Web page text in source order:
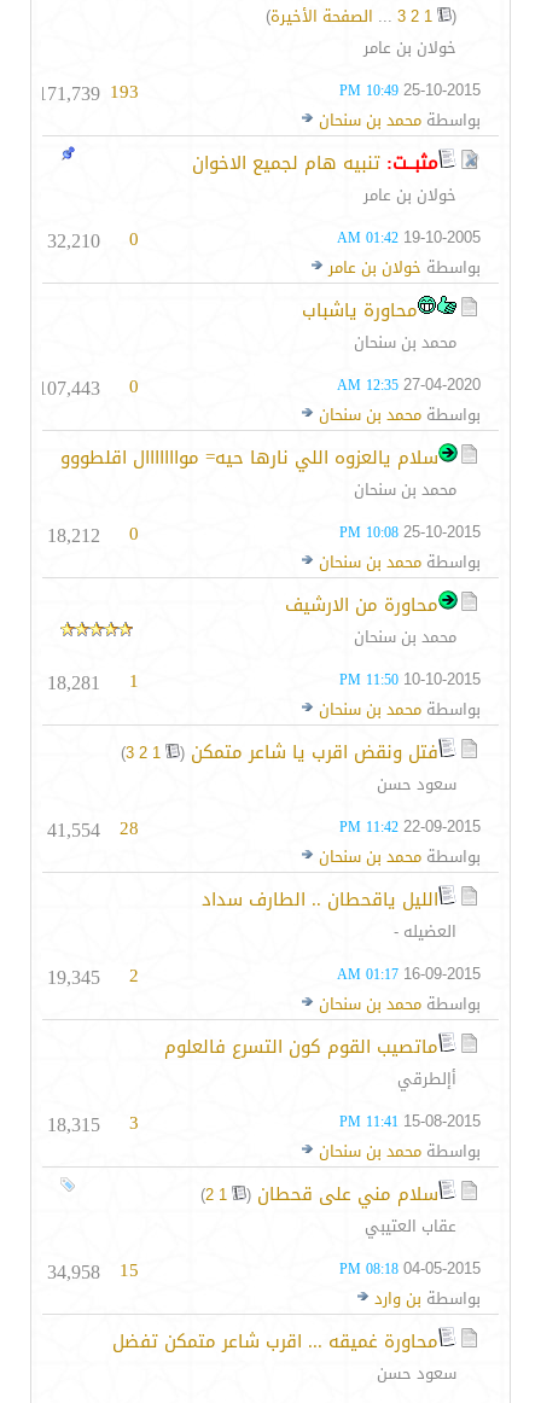
(
1
2
3
... الصفحة الأخيرة)
خولان بن عامر
25-10-2015
10:49 PM
بواسطة محمد بن سنحان
193
171,739
مثبــت: تنبيه هام لجميع الاخوان
خولان بن عامر
19-10-2005
01:42 AM
بواسطة خولان بن عامر
0
32,210
محاورة ياشباب
محمد بن سنحان
27-04-2020
12:35 AM
بواسطة محمد بن سنحان
0
107,443
سلام يالعزوه اللي نارها حيه= موااااااال اقلطووو
محمد بن سنحان
25-10-2015
10:08 PM
بواسطة محمد بن سنحان
0
18,212
محاورة من الارشيف
محمد بن سنحان
10-10-2015
11:50 PM
بواسطة محمد بن سنحان
1
18,281
فتل ونقض اقرب يا شاعر متمكن (
1
2
3
)
سعود حسن
22-09-2015
11:42 PM
بواسطة محمد بن سنحان
28
41,554
الليل ياقحطان .. الطارف سداد
العضيله -
16-09-2015
01:17 AM
بواسطة محمد بن سنحان
2
19,345
ماتصيب القوم كون التسرع فالعلوم
أإلطرقي
15-08-2015
11:41 PM
بواسطة محمد بن سنحان
3
18,315
سلام مني على قحطان (
1
2
)
عقاب العتيبي
04-05-2015
08:18 PM
بواسطة بن وارد
15
34,958
محاورة غميقه ... اقرب شاعر متمكن تفضل
سعود حسن